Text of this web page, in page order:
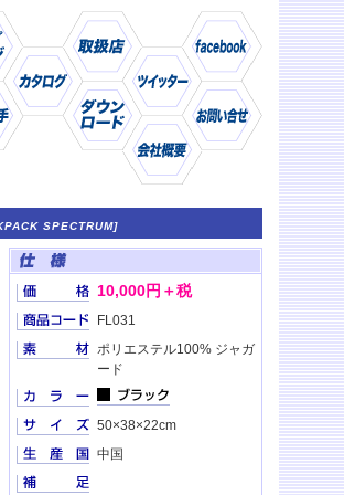
SPECTRUM]
10,000円＋税
FL031
ポリエステル100% ジャガ
ード
50×38×22cm
中国